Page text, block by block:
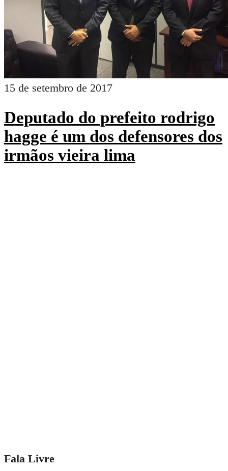
15 de setembro de 2017
Deputado do prefeito rodrigo
hagge é um dos defensores dos
irmãos vieira lima
Fala Livre